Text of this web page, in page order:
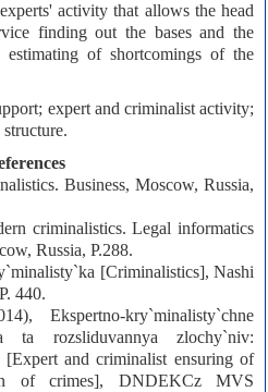
activity that allows the head
finding out the bases and the
estimating of shortcomings of the
expert and criminalist activity;
Business, Мoscow, Russia,
criminalistics. Legal informatics
Russia, P.288.
[Criminalistics], Nashi
440.
Ekspertno-kry`minalisty`chne
ta rozsliduvannya zlochy`niv:
and criminalist ensuring of
of crimes], DNDEKCz MVS